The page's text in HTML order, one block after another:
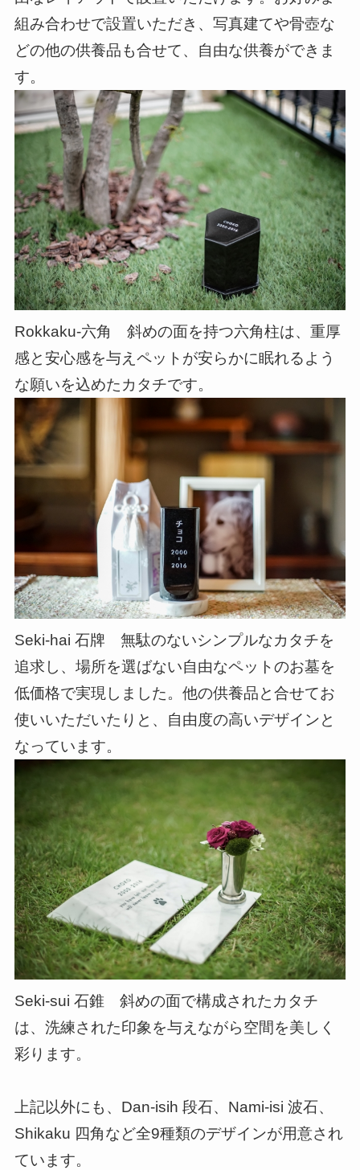
組み合わせで設置いただき、写真建てや骨壺な
どの他の供養品も合せて、自由な供養ができま
す。
Rokkaku-六角 斜めの面を持つ六角柱は、重厚
感と安心感を与えペットが安らかに眠れるよう
な願いを込めたカタチです。
Seki-hai 石牌 無駄のないシンプルなカタチを
追求し、場所を選ばない自由なペットのお墓を
低価格で実現しました。他の供養品と合せてお
使いいただいたりと、自由度の高いデザインと
なっています。
Seki-sui 石錐 斜めの面で構成されたカタチ
は、洗練された印象を与えながら空間を美しく
彩ります。
上記以外にも、Dan-isih 段石、Nami-isi 波石、
Shikaku 四角など全9種類のデザインが用意され
ています。